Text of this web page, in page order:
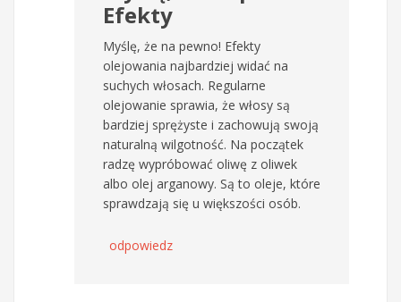
Efekty
Myślę, że na pewno! Efekty
olejowania najbardziej widać na
suchych włosach. Regularne
olejowanie sprawia, że włosy są
bardziej sprężyste i zachowują swoją
naturalną wilgotność. Na początek
radzę wypróbować oliwę z oliwek
albo olej arganowy. Są to oleje, które
sprawdzają się u większości osób.
odpowiedz